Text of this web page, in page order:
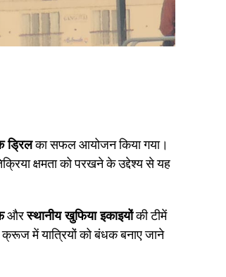
ड्रिलका सफल आयोजन किया गया।
क्षमता को परखने के उद्देश्य से यह
औरस्थानीय खुफिया इकाइयोंकी टीमें
में यात्रियों को बंधक बनाए जाने